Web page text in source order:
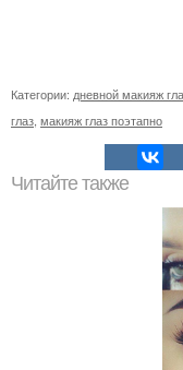
Категории: дневной макияж
глаз макияж глаз поэтапно
Читайте также